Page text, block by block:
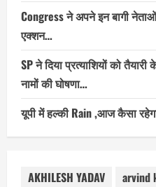
Congress ने अपने इन बागी
एक्शन…
SP ने दिया प्रत्याशियों को
नामों की घोषणा…
यूपी में हल्की Rain ,आज कैसा
AKHILESH YADAV arvind